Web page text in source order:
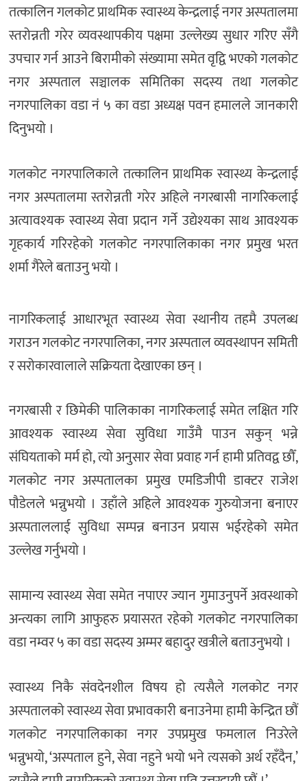
तत्कालिन गलकोट प्राथमिक स्वास्थ्य केन्द्रलाई नगर अस्पतालमा
स्तरोन्नती गरेर व्यवस्थापकीय पक्षमा उल्लेख्य सुधार गरिए सँगै
उपचार गर्न आउने बिरामीको संख्यामा समेत वृद्वि भएको गलकोट
नगर अस्पताल सञ्चालक समितिका सदस्य तथा गलकोट
नगरपालिका वडा नं ५ का वडा अध्यक्ष पवन हमालले जानकारी
दिनुभयो ।
गलकोट नगरपालिकाले तत्कालिन प्राथमिक स्वास्थ्य केन्द्रलाई
नगर अस्पतालमा स्तरोन्नती गरेर अहिले नगरबासी नागरिकलाई
अत्यावश्यक स्वास्थ्य सेवा प्रदान गर्ने उद्येश्यका साथ आवश्यक
गृहकार्य गरिरहेको गलकोट नगरपालिकाका नगर प्रमुख भरत
शर्मा गैरेले बताउनु भयो ।
नागरिकलाई आधारभूत स्वास्थ्य सेवा स्थानीय तहमै उपलब्ध
गराउन गलकोट नगरपालिका, नगर अस्पताल व्यवस्थापन समिती
र सरोकारवालाले सक्रियता देखाएका छन् ।
नगरबासी र छिमेकी पालिकाका नागरिकलाई समेत लक्षित गरि
आवश्यक स्वास्थ्य सेवा सुविधा गाउँमै पाउन सकुन् भन्ने
संघियताको मर्म हो, त्यो अनुसार सेवा प्रवाह गर्न हामी प्रतिवद्व छौँ,
गलकोट नगर अस्पतालका प्रमुख एमडिजीपी डाक्टर राजेश
पौडेलले भन्नुभयो । उहाँले अहिले आवश्यक गुरुयोजना बनाएर
अस्पताललाई सुविधा सम्पन्न बनाउन प्रयास भईरहेको समेत
उल्लेख गर्नुभयो ।
सामान्य स्वास्थ्य सेवा समेत नपाएर ज्यान गुमाउनुपर्ने अवस्थाको
अन्त्यका लागि आफुहरु प्रयासरत रहेको गलकोट नगरपालिका
वडा नम्वर ५ का वडा सदस्य अम्मर बहादुर खत्रीले बताउनुभयो ।
स्वास्थ्य निकै संवदेनशील विषय हो त्यसैले गलकोट नगर
अस्पतालको स्वास्थ्य सेवा प्रभावकारी बनाउनेमा हामी केन्द्रित छौं
गलकोट नगरपालिकाका नगर उपप्रमुख फमलाल निउरेले
भन्नुभयो, ‘अस्पताल हुने, सेवा नहुने भयो भने त्यसको अर्थ रहँदैन,’